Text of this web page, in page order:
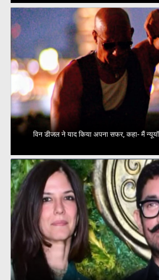
विन डीजल ने याद किया अपना सफर, कहा- मैं